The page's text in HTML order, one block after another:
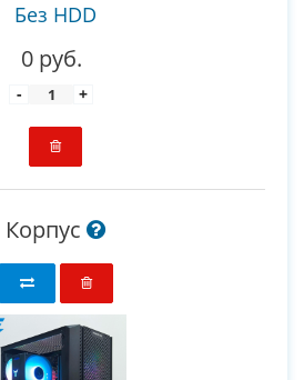
Без HDD
0 руб.
- +
Корпус